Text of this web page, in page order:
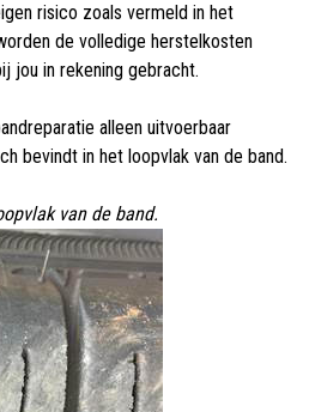
risico zoals vermeld in het
de volledige herstelkosten
jou in rekening gebracht.
alleen uitvoerbaar
bevindt in het loopvlak van de band.
van de band.